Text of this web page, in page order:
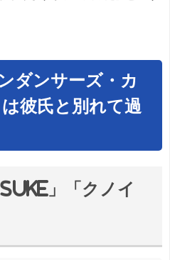
ダンサーズ・カ
彼氏と別れて過
」「クノイ